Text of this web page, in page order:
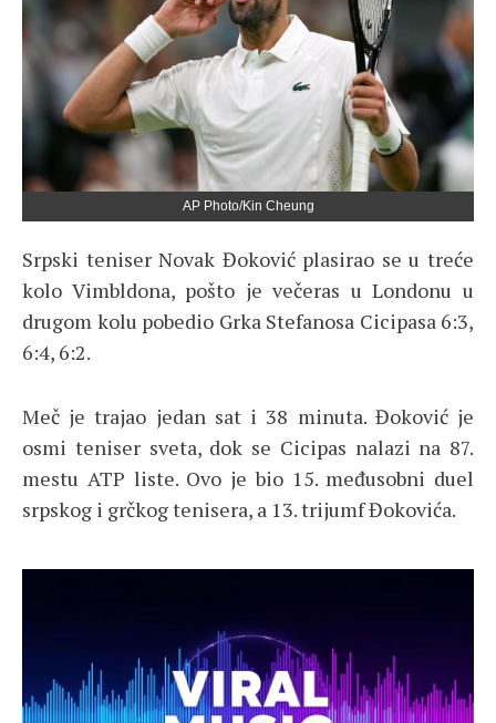
AP Photo/Kin Cheung
Srpski teniser Novak Đoković plasirao se u treće
kolo Vimbldona, pošto je večeras u Londonu u
drugom kolu pobedio Grka Stefanosa Cicipasa 6:3,
6:4, 6:2.
Meč je trajao jedan sat i 38 minuta. Đoković je
osmi teniser sveta, dok se Cicipas nalazi na 87.
mestu ATP liste. Ovo je bio 15. međusobni duel
srpskog i grčkog tenisera, a 13. trijumf Đokovića.